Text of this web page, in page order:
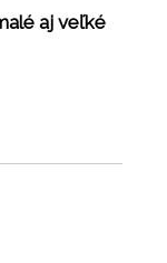
aj veľké